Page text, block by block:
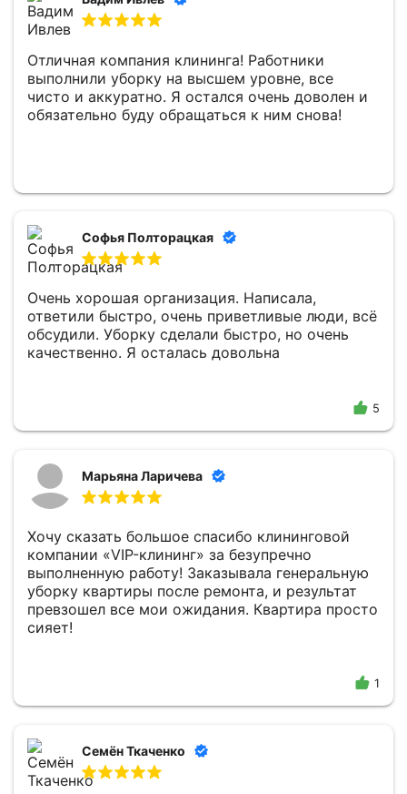
Отличная компания клининга! Работники
выполнили уборку на высшем уровне, все
чисто и аккуратно. Я остался очень доволен и
обязательно буду обращаться к ним снова!
Софья Полторацкая
Очень хорошая организация. Написала,
ответили быстро, очень приветливые люди, всё
обсудили. Уборку сделали быстро, но очень
качественно. Я осталась довольна
5
Марьяна Ларичева
Хочу сказать большое спасибо клининговой
компании «VIP-клининг» за безупречно
выполненную работу! Заказывала генеральную
уборку квартиры после ремонта, и результат
превзошел все мои ожидания. Квартира просто
сияет!
1
Семён Ткаченко